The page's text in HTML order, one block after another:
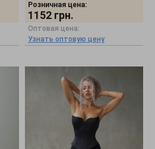
Розничная цена:
1152 грн.
Оптовая цена:
Узнать оптовую цену